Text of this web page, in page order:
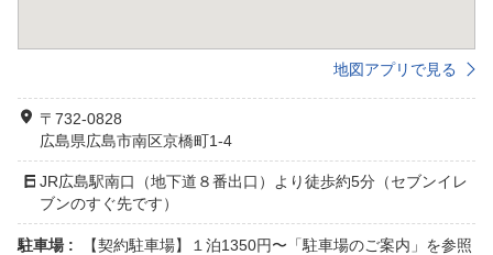
地図アプリで見る
〒732-0828
広島県広島市南区京橋町1-4
JR広島駅南口（地下道８番出口）より徒歩約5分（セブンイレ
ブンのすぐ先です）
駐車場 :
【契約駐車場】１泊1350円〜「駐車場のご案内」を参照